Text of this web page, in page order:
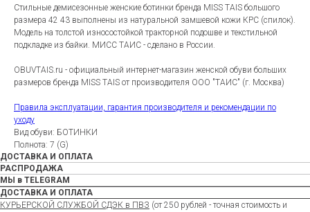
Стильные демисезонные женские ботинки бренда MISS TAIS большого
размера 42 43 выполнены из натуральной замшевой кожи КРС (спилок).
Модель на толстой износостойкой тракторной подошве и текстильной
подкладке из байки. МИСС ТАИС - сделано в России.
OBUVTAIS.ru - официальный интернет-магазин женской обуви больших
размеров бренда MISS TAIS от производителя ООО "ТАИС" (г. Москва)
Правила эксплуатации, гарантия производителя и рекомендации по
уходу
Вид обуви: БОТИНКИ
Полнота: 7 (G)
ДОСТАВКА И ОПЛАТА
РАСПРОДАЖА
МЫ в TELEGRAM
ДОСТАВКА И ОПЛАТА
КУРЬЕРСКОЙ СЛУЖБОЙ СДЭК в ПВЗ (от 250 рублей - точная стоимость и